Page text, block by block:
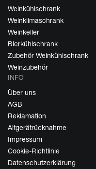
Weinkühlschrank
Weinklimaschrank
Weinkeller
Bierkühlschrank
Zubehör Weinkühlschrank
Weinzubehör
INFO
Über uns
AGB
Reklamation
Altgerätrücknahme
Impressum
Cookie-Richtlinie
Datenschutzerklärung